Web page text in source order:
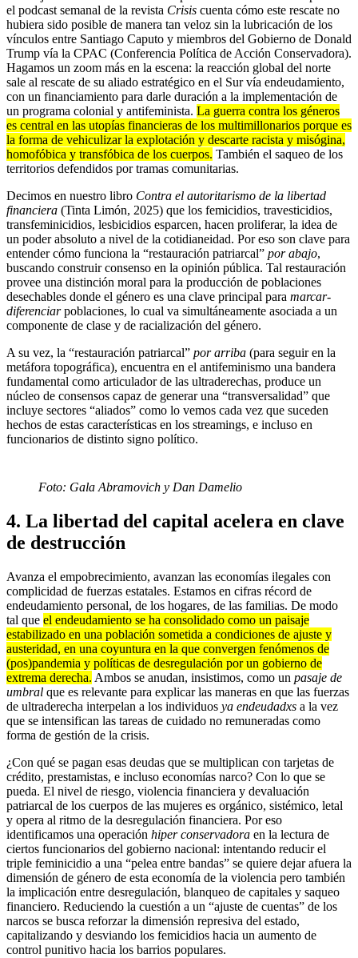
el podcast semanal de la revista Crisis cuenta cómo este rescate no
hubiera sido posible de manera tan veloz sin la lubricación de los
vínculos entre Santiago Caputo y miembros del Gobierno de Donald
Trump vía la CPAC (Conferencia Política de Acción Conservadora).
Hagamos un zoom más en la escena: la reacción global del norte
sale al rescate de su aliado estratégico en el Sur vía endeudamiento,
con un financiamiento para darle duración a la implementación de
un programa colonial y antifeminista. La guerra contra los géneros
es central en las utopías financieras de los multimillonarios porque es
la forma de vehiculizar la explotación y descarte racista y misógina,
homofóbica y transfóbica de los cuerpos. También el saqueo de los
territorios defendidos por tramas comunitarias.
Decimos en nuestro libro Contra el autoritarismo de la libertad
financiera (Tinta Limón, 2025) que los femicidios, travesticidios,
transfeminicidios, lesbicidios esparcen, hacen proliferar, la idea de
un poder absoluto a nivel de la cotidianeidad. Por eso son clave para
entender cómo funciona la “restauración patriarcal” por abajo,
buscando construir consenso en la opinión pública. Tal restauración
provee una distinción moral para la producción de poblaciones
desechables donde el género es una clave principal para marcar-
diferenciarpoblaciones, lo cual va simultáneamente asociada a un
componente de clase y de racialización del género.
A su vez, la “restauración patriarcal” por arriba (para seguir en la
metáfora topográfica), encuentra en el antifeminismo una bandera
fundamental como articulador de las ultraderechas, produce un
núcleo de consensos capaz de generar una “transversalidad” que
incluye sectores “aliados” como lo vemos cada vez que suceden
hechos de estas características en los streamings, e incluso en
funcionarios de distinto signo político.
Foto: Gala Abramovich y Dan Damelio
4. La libertad del capital acelera en clave
de destrucción
Avanza el empobrecimiento, avanzan las economías ilegales con
complicidad de fuerzas estatales. Estamos en cifras récord de
endeudamiento personal, de los hogares, de las familias. De modo
tal que el endeudamiento se ha consolidado como un paisaje
estabilizado en una población sometida a condiciones de ajuste y
austeridad, en una coyuntura en la que convergen fenómenos de
(pos)pandemia y políticas de desregulación por un gobierno de
extrema derecha. Ambos se anudan, insistimos, como un pasaje de
umbral que es relevante para explicar las maneras en que las fuerzas
de ultraderecha interpelan a los individuos ya endeudadxs a la vez
que se intensifican las tareas de cuidado no remuneradas como
forma de gestión de la crisis.
¿Con qué se pagan esas deudas que se multiplican con tarjetas de
crédito, prestamistas, e incluso economías narco? Con lo que se
pueda. El nivel de riesgo, violencia financiera y devaluación
patriarcal de los cuerpos de las mujeres es orgánico, sistémico, letal
y opera al ritmo de la desregulación financiera. Por eso
identificamos una operación hiper conservadora en la lectura de
ciertos funcionarios del gobierno nacional: intentando reducir el
triple feminicidio a una “pelea entre bandas” se quiere dejar afuera la
dimensión de género de esta economía de la violencia pero también
la implicación entre desregulación, blanqueo de capitales y saqueo
financiero. Reduciendo la cuestión a un “ajuste de cuentas” de los
narcos se busca reforzar la dimensión represiva del estado,
capitalizando y desviando los femicidios hacia un aumento de
control punitivo hacia los barrios populares.